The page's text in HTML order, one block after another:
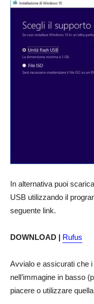
In alternativa puoi
USB utilizzando il
seguente link.
DOWNLOAD | Rufus
Avvialo e assicurati che
nell’immagine in basso
piacere o utilizzare